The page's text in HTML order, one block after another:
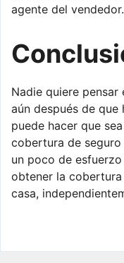
agente del vendedor.
Nadie quiere pensar
aún después de
puede hacer que
cobertura de seguro
un poco de
obtener la
casa,